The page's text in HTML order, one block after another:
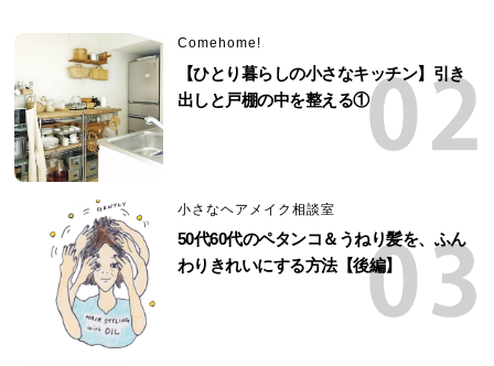
Comehome!
【ひとり暮らしの小さなキッチン】引き
出しと戸棚の中を整える①
小さなヘアメイク相談室
50代60代のペタンコ＆うねり髪を、ふん
わりきれいにする方法【後編】